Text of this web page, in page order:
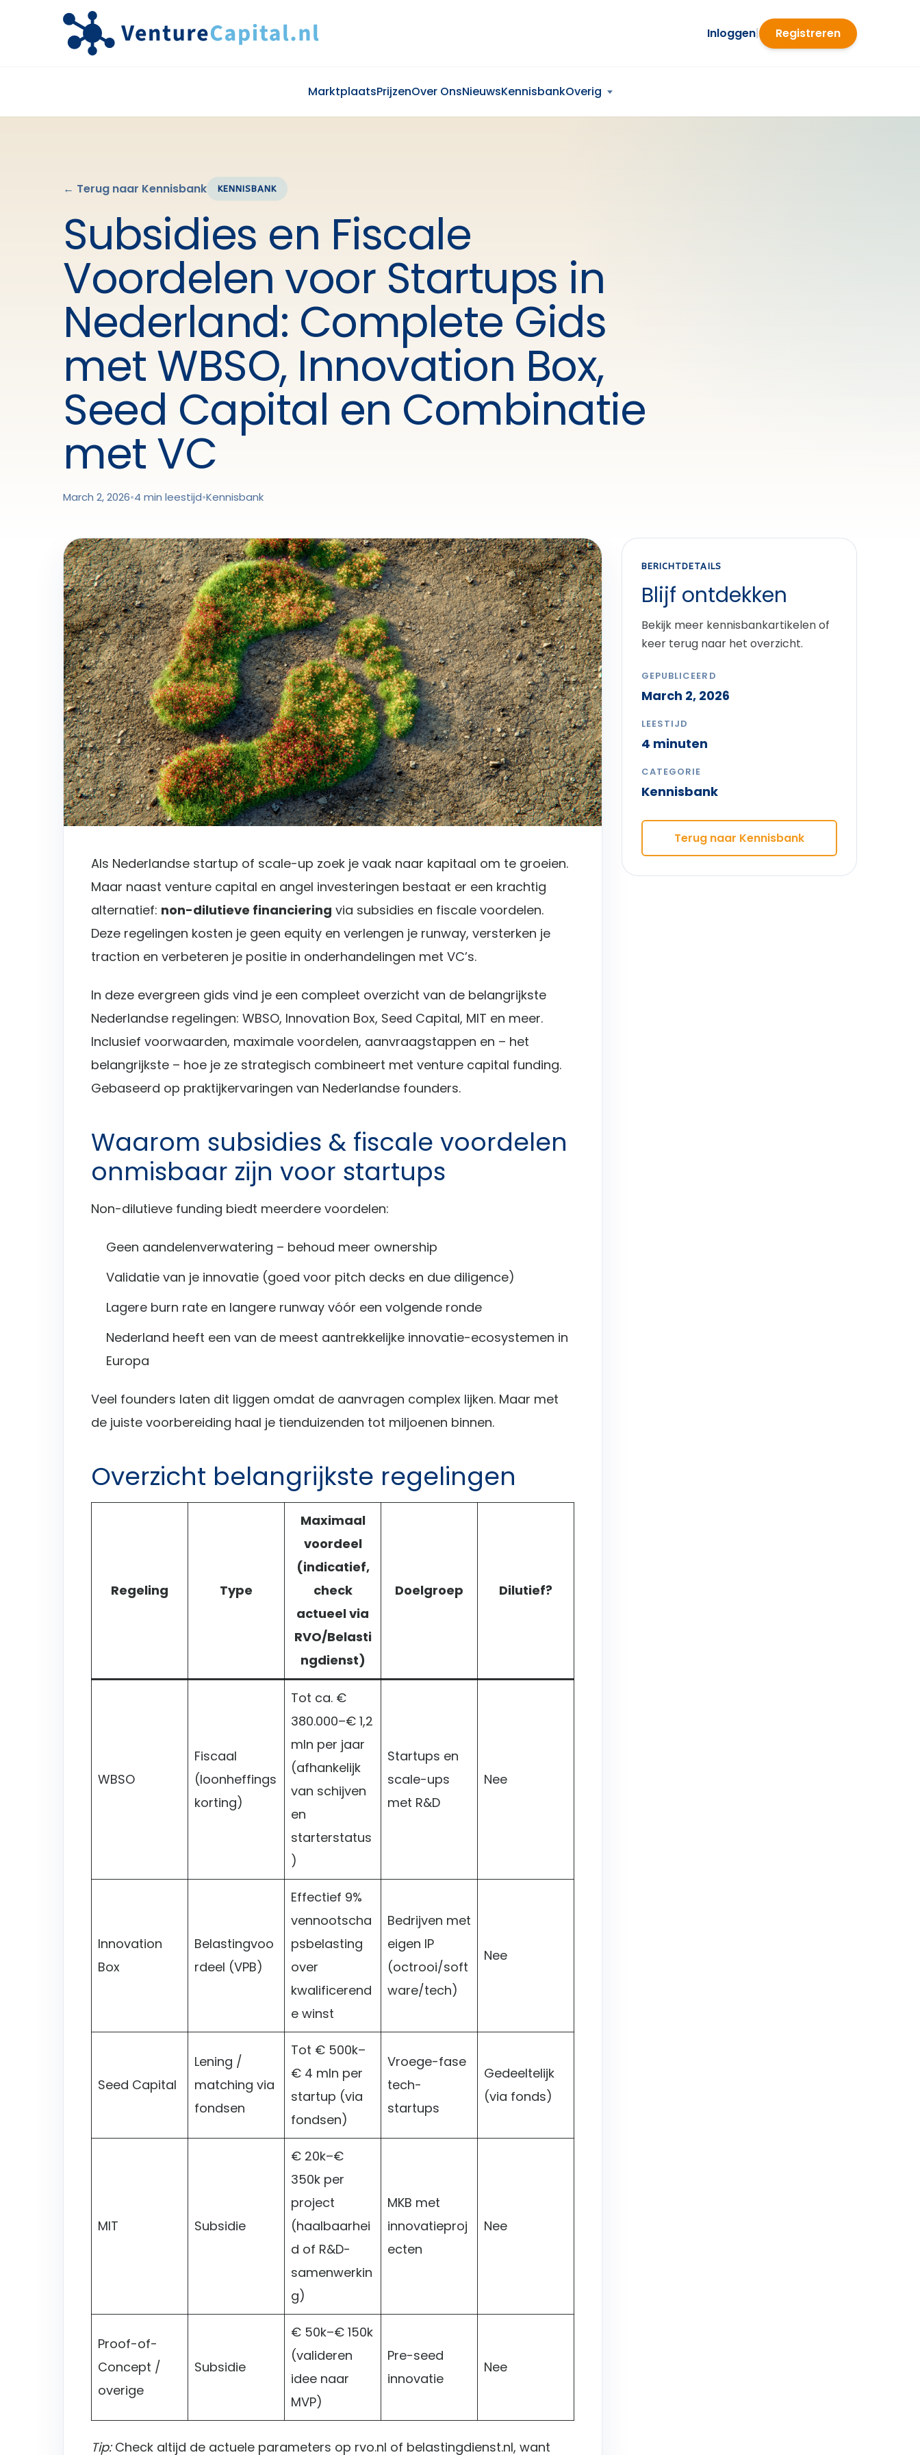
Inloggen| Registreren
MarktplaatsPrijzenOver OnsNieuwsKennisbankOverig
← Terug naar Kennisbank KENNISBANK
Subsidies en Fiscale
Voordelen voor Startups in
Nederland: Complete Gids
met WBSO, Innovation Box,
Seed Capital en Combinatie
met VC
March 2, 2026•4 min leestijd•Kennisbank
Als Nederlandse startup of scale-up zoek je vaak naar kapitaal om te groeien.
Maar naast venture capital en angel investeringen bestaat er een krachtig
alternatief: non-dilutieve financiering via subsidies en fiscale voordelen.
Deze regelingen kosten je geen equity en verlengen je runway, versterken je
traction en verbeteren je positie in onderhandelingen met VC’s.
In deze evergreen gids vind je een compleet overzicht van de belangrijkste
Nederlandse regelingen: WBSO, Innovation Box, Seed Capital, MIT en meer.
Inclusief voorwaarden, maximale voordelen, aanvraagstappen en – het
belangrijkste – hoe je ze strategisch combineert met venture capital funding.
Gebaseerd op praktijkervaringen van Nederlandse founders.
Waarom subsidies & fiscale voordelen
onmisbaar zijn voor startups
Non-dilutieve funding biedt meerdere voordelen:
Geen aandelenverwatering – behoud meer ownership
Validatie van je innovatie (goed voor pitch decks en due diligence)
Lagere burn rate en langere runway vóór een volgende ronde
Nederland heeft een van de meest aantrekkelijke innovatie-ecosystemen in
Europa
Veel founders laten dit liggen omdat de aanvragen complex lijken. Maar met
de juiste voorbereiding haal je tienduizenden tot miljoenen binnen.
Overzicht belangrijkste regelingen
Regeling Type
Maximaal
voordeel
(indicatief,
check
actueel via
RVO/Belasti
ngdienst)
Doelgroep Dilutief?
WBSO
Fiscaal
(loonheffings
korting)
Tot ca. €
380.000–€ 1,2
mln per jaar
(afhankelijk
van schijven
en
starterstatus
)
Startups en
scale-ups
met R&D
Nee
Innovation
Box
Belastingvoo
rdeel (VPB)
Effectief 9%
vennootscha
psbelasting
over
kwalificerend
e winst
Bedrijven met
eigen IP
(octrooi/soft
ware/tech)
Nee
Seed Capital
Lening /
matching via
fondsen
Tot € 500k–
€ 4 mln per
startup (via
fondsen)
Vroege-fase
tech-
startups
Gedeeltelijk
(via fonds)
MIT Subsidie
€ 20k–€
350k per
project
(haalbaarhei
d of R&D-
samenwerkin
g)
MKB met
innovatieproj
ecten
Nee
Proof-of-
Concept /
overige
Subsidie
€ 50k–€ 150k
(valideren
idee naar
MVP)
Pre-seed
innovatie
Nee
Tip:Check altijd de actuele parameters op rvo.nl of belastingdienst.nl, want
BERICHTDETAILS
Blijf ontdekken
Bekijk meer kennisbankartikelen of
keer terug naar het overzicht.
GEPUBLICEERD
March 2, 2026
LEESTIJD
4 minuten
CATEGORIE
Kennisbank
Terug naar Kennisbank